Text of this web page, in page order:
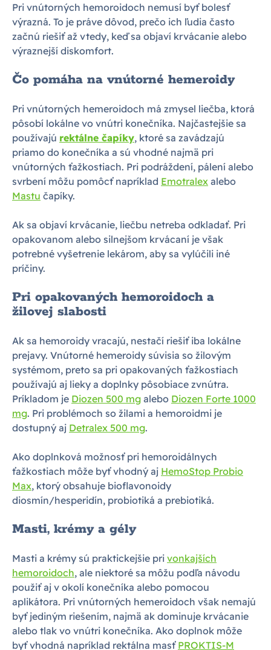
Pri vnútorných hemoroidoch nemusí byť bolesť
výrazná. To je práve dôvod, prečo ich ľudia často
začnú riešiť až vtedy, keď sa objaví krvácanie alebo
výraznejší diskomfort.
Čo pomáha na vnútorné hemeroidy
Pri vnútorných hemeroidoch má zmysel liečba, ktorá
pôsobí lokálne vo vnútri konečníka. Najčastejšie sa
používajú rektálne čapíky, ktoré sa zavádzajú
priamo do konečníka a sú vhodné najmä pri
vnútorných ťažkostiach. Pri podráždení, pálení alebo
svrbení môžu pomôcť napríklad Emotralex alebo
Mastu čapíky.
Ak sa objaví krvácanie, liečbu netreba odkladať. Pri
opakovanom alebo silnejšom krvácaní je však
potrebné vyšetrenie lekárom, aby sa vylúčili iné
príčiny.
Pri opakovaných hemoroidoch a
žilovej slabosti
Ak sa hemoroidy vracajú, nestačí riešiť iba lokálne
prejavy. Vnútorné hemeroidy súvisia so žilovým
systémom, preto sa pri opakovaných ťažkostiach
používajú aj lieky a doplnky pôsobiace zvnútra.
Príkladom je Diozen 500 mg alebo Diozen Forte 1000
mg. Pri problémoch so žilami a hemoroidmi je
dostupný aj Detralex 500 mg.
Ako doplnková možnosť pri hemoroidálnych
ťažkostiach môže byť vhodný aj HemoStop Probio
Max, ktorý obsahuje bioflavonoidy
diosmín/hesperidín, probiotiká a prebiotiká.
Masti, krémy a gély
Masti a krémy sú praktickejšie pri vonkajších
hemoroidoch, ale niektoré sa môžu podľa návodu
použiť aj v okolí konečníka alebo pomocou
aplikátora. Pri vnútorných hemeroidoch však nemajú
byť jediným riešením, najmä ak dominuje krvácanie
alebo tlak vo vnútri konečníka. Ako doplnok môže
byť vhodná napríklad rektálna masť PROKTIS-M